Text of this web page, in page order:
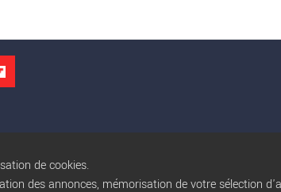
de cookies.
des annonces, mémorisation de votre sélection